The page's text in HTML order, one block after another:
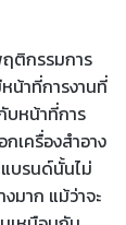
ติกรรมการ
น้าที่การงานที่
บหน้าที่การ
กเครื่องสำอาง
บรนด์นั้นไม่
มาก แม้ว่าจะ